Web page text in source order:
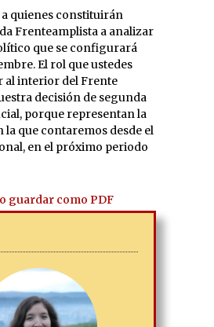
quienes constituirán
Frenteamplista a analizar
que se configurará
El rol que ustedes
al interior del Frente
decisión de segunda
porque representan la
la que contaremos desde el
en el próximo periodo
guardar como PDF